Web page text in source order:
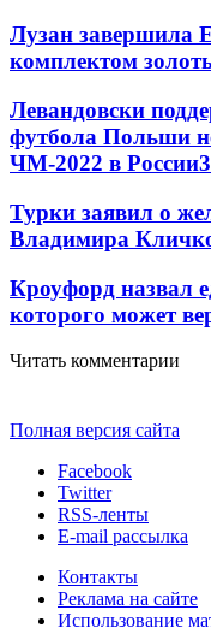
Лузан завершила
комплектом
Левандовски
футбола Польши
ЧМ-2022 в России3
Турки заявил о
Владимира
Кроуфорд назвал
которого может
Читать комментарии
Полная версия сайта
Facebook
Twitter
RSS-ленты
E-mail рассылка
Контакты
Реклама на сайте
Использование